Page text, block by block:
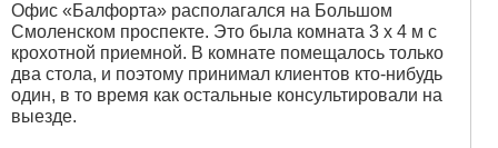
Офис «Балфорта» располагался на Большом
Смоленском проспекте. Это была комната 3 х 4 м с
крохотной приемной. В комнате помещалось только
два стола, и поэтому принимал клиентов кто-нибудь
один, в то время как остальные консультировали на
выезде.